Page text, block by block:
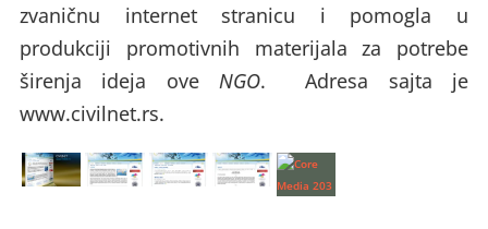
zvaničnu internet stranicu i pomogla u
produkciji promotivnih materijala za potrebe
širenja ideja ove NGO. Adresa sajta je
www.civilnet.rs.